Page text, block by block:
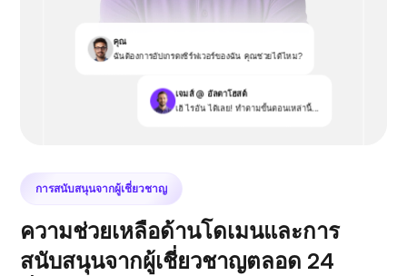
คุณ
ฉันต้องการอัปเกรดเซิร์ฟเวอร์ของฉัน คุณช่วยได้ไหม?
เจมส์ @ อัลตาโฮสต์
เฮ้ ไรอัน ได้เลย! ทำตามขั้นตอนเหล่านี้...
การสนับสนุนจากผู้เชี่ยวชาญ
ความช่วยเหลือด้านโดเมนและการ
สนับสนุนจากผู้เชี่ยวชาญตลอด 24